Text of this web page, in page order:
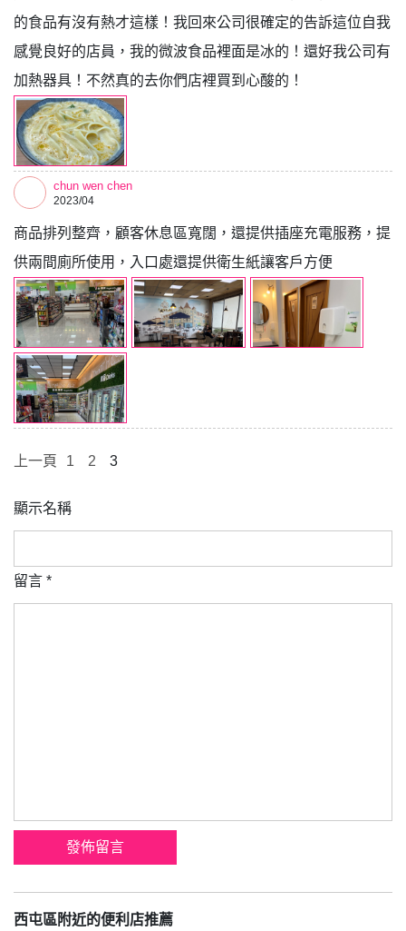
的食品有沒有熱才這樣！我回來公司很確定的告訴這位自我
感覺良好的店員，我的微波食品裡面是冰的！還好我公司有
加熱器具！不然真的去你們店裡買到心酸的！
chun wen chen
2023/04
商品排列整齊，顧客休息區寬闊，還提供插座充電服務，提
供兩間廁所使用，入口處還提供衛生紙讓客戶方便
上一頁 1 2 3
顯示名稱
留言 *
西屯區附近的便利店推薦